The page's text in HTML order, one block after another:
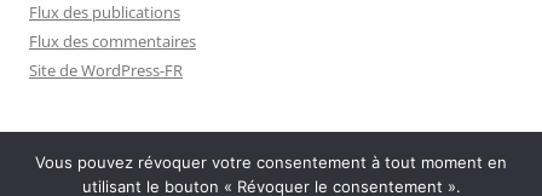
Flux des publications
Flux des commentaires
Site de WordPress-FR
Vous pouvez révoquer votre consentement à tout moment en
utilisant le bouton « Révoquer le consentement ».